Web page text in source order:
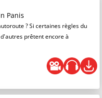
Panis
? Si certaines règles du
prêtent encore à